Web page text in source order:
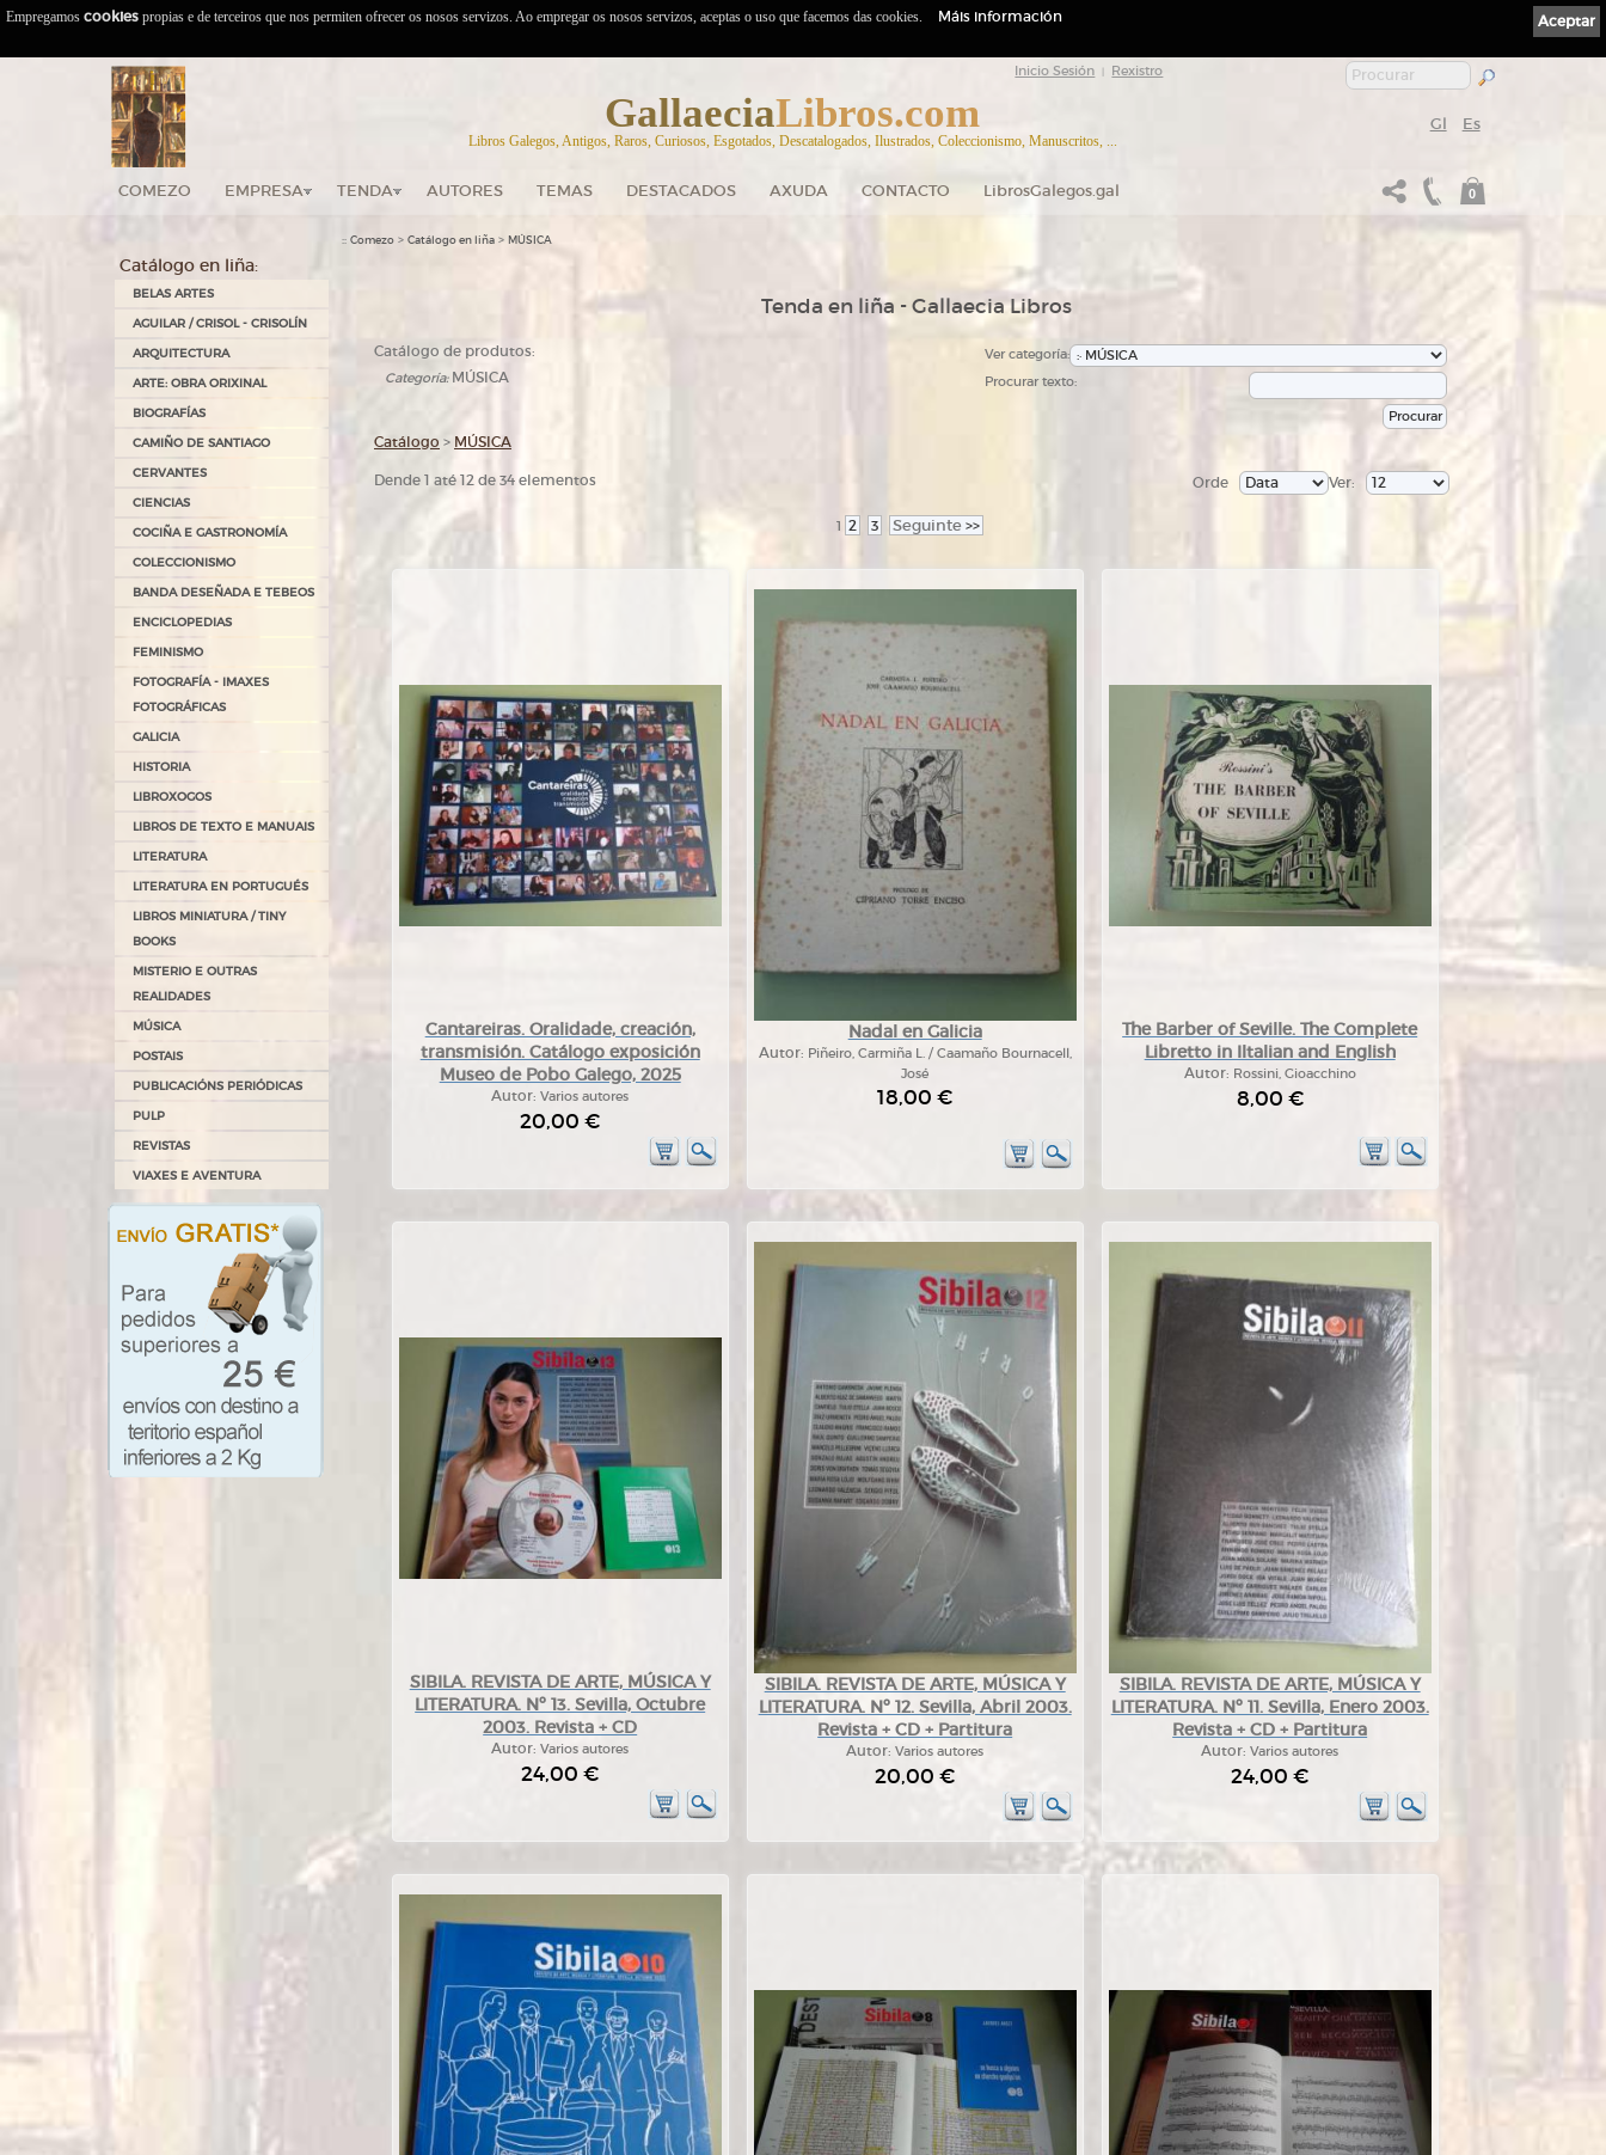
Inicio Sesión Rexistro
GallaeciaLibros.com
Libros Galegos, Antigos, Raros, Curiosos, Esgotados, Descatalogados, Ilustrados, Coleccionismo, Manuscritos, ...
Gl Es
COMEZO EMPRESA TENDA AUTORES TEMAS DESTACADOS AXUDA CONTACTO LibrosGalegos.gal 0
Catálogo en liña:
BELAS ARTES
AGUILAR / CRISOL - CRISOLÍN
ARQUITECTURA
ARTE: OBRA ORIXINAL
BIOGRAFÍAS
CAMIÑO DE SANTIAGO
CERVANTES
CIENCIAS
COCIÑA E GASTRONOMÍA
COLECCIONISMO
BANDA DESEÑADA E TEBEOS
ENCICLOPEDIAS
FEMINISMO
FOTOGRAFÍA - IMAXES
FOTOGRÁFICAS
GALICIA
HISTORIA
LIBROXOGOS
LIBROS DE TEXTO E MANUAIS
LITERATURA
LITERATURA EN PORTUGUÉS
LIBROS MINIATURA / TINY
BOOKS
MISTERIO E OUTRAS
REALIDADES
MÚSICA
POSTAIS
PUBLICACIÓNS PERIÓDICAS
PULP
REVISTAS
VIAXES E AVENTURA
:: Comezo > Catálogo en liña > MÚSICA
Tenda en liña - Gallaecia Libros
Catálogo de produtos:
Categoría:MÚSICA
Ver categoría:
Procurar texto:
Catálogo > MÚSICA
Dende 1 até 12 de 34 elementos Ver:
Orde
1 2 3 Seguinte >>
Cantareiras. Oralidade, creación,
transmisión. Catálogo exposición
Museo de Pobo Galego, 2025
Autor:Varios autores
20,00 €
Nadal en Galicia
Autor: Piñeiro, Carmiña L. / Caamaño Bournacell,
José
18,00 €
The Barber of Seville. The Complete
Libretto in Iltalian and English
Autor: Rossini, Gioacchino
8,00 €
SIBILA. REVISTA DE ARTE, MÚSICA Y
LITERATURA. Nº 13. Sevilla, Octubre
2003. Revista + CD
Autor:Varios autores
24,00 €
SIBILA. REVISTA DE ARTE, MÚSICA Y
LITERATURA. Nº 12. Sevilla, Abril 2003.
Revista + CD + Partitura
Autor:Varios autores
20,00 €
SIBILA. REVISTA DE ARTE, MÚSICA Y
LITERATURA. Nº 11. Sevilla, Enero 2003.
Revista + CD + Partitura
Autor:Varios autores
24,00 €
Aceptar
Empregamos cookies propias e de terceiros que nos permiten ofrecer os nosos servizos. Ao empregar os nosos servizos, aceptas o uso que facemos das cookies. Máis información